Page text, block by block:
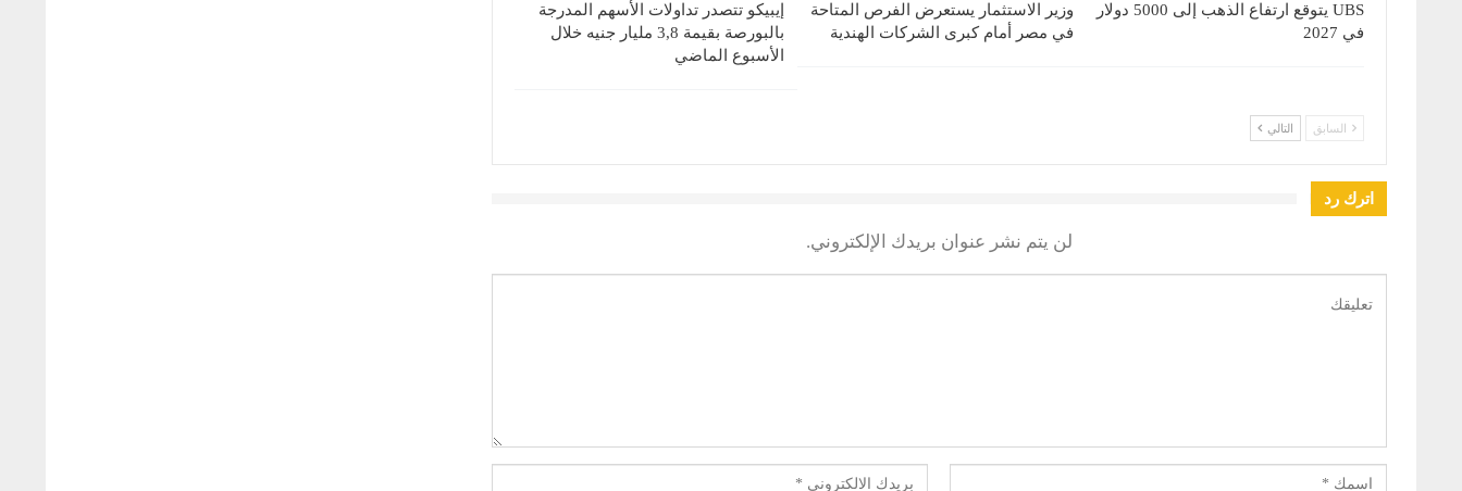
UBS يتوقع ارتفاع الذهب إلى 5000 دولار
في 2027
وزير الاستثمار يستعرض الفرص المتاحة
في مصر أمام كبرى الشركات الهندية
إيبيكو تتصدر تداولات الأسهم المدرجة
بالبورصة بقيمة 3,8 مليار جنيه خلال
الأسبوع الماضي
السابق التالي
اترك رد
لن يتم نشر عنوان بريدك الإلكتروني.